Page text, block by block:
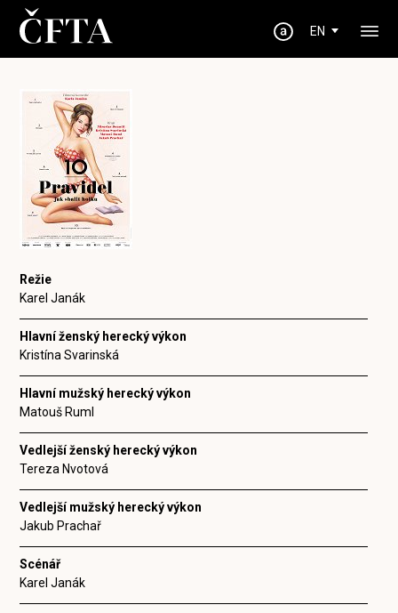
EN
Režie
Karel Janák
Hlavní ženský herecký výkon
Kristína Svarinská
Hlavní mužský herecký výkon
Matouš Ruml
Vedlejší ženský herecký výkon
Tereza Nvotová
Vedlejší mužský herecký výkon
Jakub Prachař
Scénář
Karel Janák